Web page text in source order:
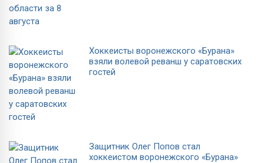
Хоккеисты воронежского «Бурана»
взяли волевой реванш у саратовских
гостей
Защитник Олег Попов стал
хоккеистом воронежского «Бурана»